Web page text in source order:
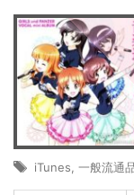
iTunes 一般流通